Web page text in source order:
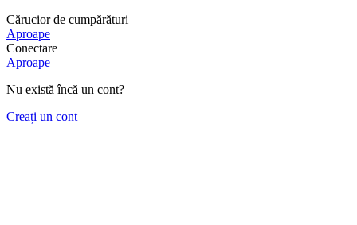
Cărucior de cumpărături
Aproape
Conectare
Aproape
Nu există încă un cont?
Creați un cont